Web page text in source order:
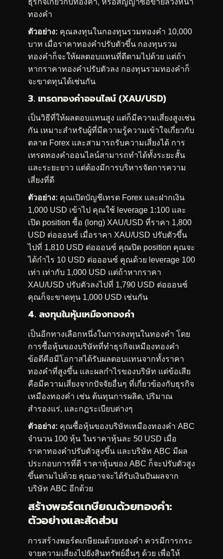
ทองคำ
ตัวอย่าง: คุณลงทุนในกองทุนรวมทองคำ 10,000
บาท เมื่อราคาทองคำปรับตัวขึ้น กองทุนรวม
ทองคำก็จะให้ผลตอบแทนที่ดีตามไปด้วย แต่ถ้า
หากราคาทองคำปรับตัวลง กองทุนรวมทองคำก็
จะขาดทุนได้เช่นกัน
3. เทรดทองคำออนไลน์ (XAU/USD)
เป็นวิธีที่ให้ผลตอบแทนสูง แต่ก็มีความเสี่ยงสูงเช่น
กัน เหมาะสำหรับผู้ที่มีความรู้ความเข้าใจเกี่ยวกับ
ตลาด Forex และสามารถรับความเสี่ยงได้ การ
เทรดทองคำออนไลน์สามารถทำได้ทั้งระยะสั้น
และระยะยาว แต่ต้องมีการบริหารจัดการความ
เสี่ยงที่ดี
ตัวอย่าง: คุณเปิดบัญชีเทรด Forex และฝากเงิน
1,000 USD เข้าไป คุณใช้ leverage 1:100 และ
เปิด position ซื้อ (long) XAU/USD ที่ราคา 1,800
USD ต่อออนซ์ เมื่อราคา XAU/USD ปรับตัวขึ้น
ไปที่ 1,810 USD ต่อออนซ์ คุณปิด position คุณจะ
ได้กำไร 10 USD ต่อออนซ์ คูณด้วย leverage 100
เท่า เท่ากับ 1,000 USD แต่ถ้าหากราคา
XAU/USD ปรับตัวลงไปที่ 1,790 USD ต่อออนซ์
คุณก็จะขาดทุน 1,000 USD เช่นกัน
4. ลงทุนในหุ้นเหมืองทองคำ
เป็นอีกทางเลือกหนึ่งในการลงทุนในทองคำ โดย
การซื้อหุ้นของบริษัทที่ทำธุรกิจเหมืองทองคำ
ข้อดีคือมีโอกาสได้รับผลตอบแทนจากทั้งราคา
ทองคำที่สูงขึ้น และผลกำไรของบริษัท แต่ข้อเสีย
คือมีความเสี่ยงจากปัจจัยอื่นๆ ที่เกี่ยวข้องกับธุรกิจ
เหมืองทองคำ เช่น ต้นทุนการผลิต, ปริมาณ
สำรองแร่, และกฎระเบียบต่างๆ
ตัวอย่าง: คุณซื้อหุ้นของบริษัทเหมืองทองคำ ABC
จำนวน 100 หุ้น ในราคาหุ้นละ 50 USD เมื่อ
ราคาทองคำปรับตัวสูงขึ้น และบริษัท ABC มีผล
ประกอบการที่ดี ราคาหุ้นของ ABC ก็จะปรับตัวสูง
ขึ้นตามไปด้วย คุณอาจจะได้รับเงินปันผลจาก
บริษัท ABC อีกด้วย
สร้างพอร์ตเกษียณด้วยทองคำ:
ตัวอย่างและสัดส่วน
การสร้างพอร์ตเกษียณด้วยทองคำ ควรมีการกระ
จายความเสี่ยงไปยังสินทรัพย์อื่นๆ ด้วย เพื่อให้